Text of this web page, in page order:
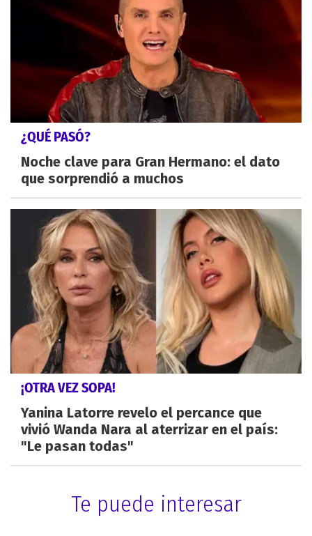
¿QUÉ PASÓ?
Noche clave para Gran Hermano: el dato
que sorprendió a muchos
¡OTRA VEZ SOPA!
Yanina Latorre revelo el percance que
vivió Wanda Nara al aterrizar en el país:
"Le pasan todas"
Te puede interesar